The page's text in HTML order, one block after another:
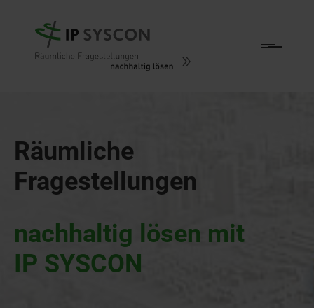
Räumliche
Fragestellungen
nachhaltig lösen mit
IP SYSCON